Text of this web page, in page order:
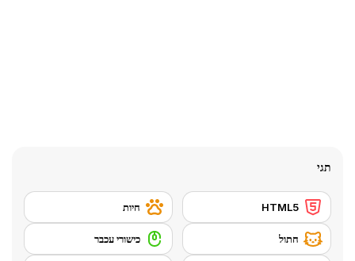
תגי
HTML5 חיות
חתול כישורי עכבר